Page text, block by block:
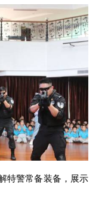
警常备装备，展示